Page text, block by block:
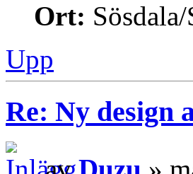
Ort:
Upp
Re: Ny design